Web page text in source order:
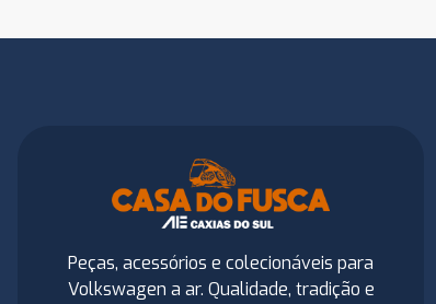
Peças, acessórios e colecionáveis para
Volkswagen a ar. Qualidade, tradição e